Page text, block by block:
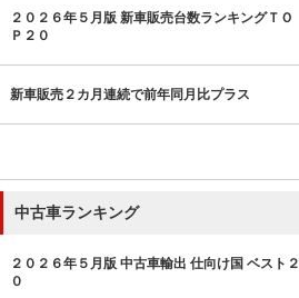
２０２６年５月版 新車販売台数ランキングＴＯ
Ｐ２０
新車販売２カ月連続で前年同月比プラス
中古車ランキング
２０２６年５月版 中古車輸出 仕向け国 ベスト２
０